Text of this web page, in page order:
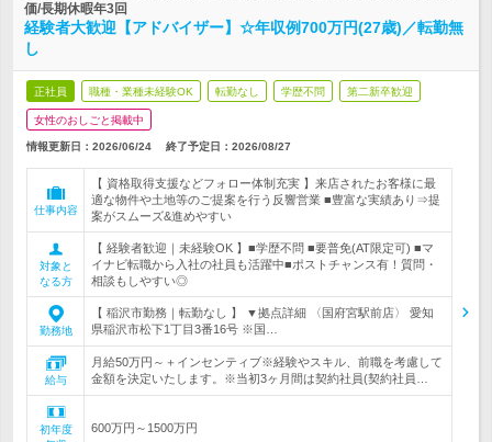
価/長期休暇年3回
経験者大歓迎【アドバイザー】☆年収例700万円(27歳)／転勤無
し
正社員 職種・業種未経験OK 転勤なし 学歴不問 第二新卒歓迎
女性のおしごと掲載中
情報更新日：2026/06/24 終了予定日： 2026/08/27
仕事内容
【 資格取得支援などフォロー体制充実 】来店されたお客様に最
適な物件や土地等のご提案を行う反響営業 ■豊富な実績あり⇒提
案がスムーズ&進めやすい
対象と
なる方
【 経験者歓迎｜未経験OK 】■学歴不問 ■要普免(AT限定可) ■マ
イナビ転職から入社の社員も活躍中■ポストチャンス有！質問・
相談もしやすい◎
勤務地
【 稲沢市勤務｜転勤なし 】 ▼拠点詳細 〈国府宮駅前店〉 愛知
県稲沢市松下1丁目3番16号 ※国…
給与
月給50万円～＋インセンティブ※経験やスキル、前職を考慮して
金額を決定いたします。※当初3ヶ月間は契約社員(契約社員…
初年度
600万円～1500万円